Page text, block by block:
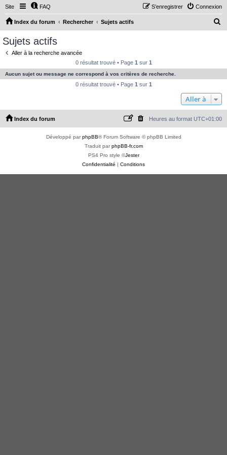
Site FAQ Connexion
S’enregistrer
Index du forum Rechercher Sujets actifs
e
c
e
Sujets actifs
Aller à la recherche avancée
0 résultat trouvé • Page 1 sur 1
Aucun sujet ou message ne correspond à vos critères de recherche.
0 résultat trouvé • Page 1 sur 1
Aller à
Index du forum Heures au format UTC+01:00
Développé parphpBB® Forum Software © phpBB Limited
Traduit parphpBB-fr.com
PS4 Pro style ©Jester
Confidentialité | Conditions